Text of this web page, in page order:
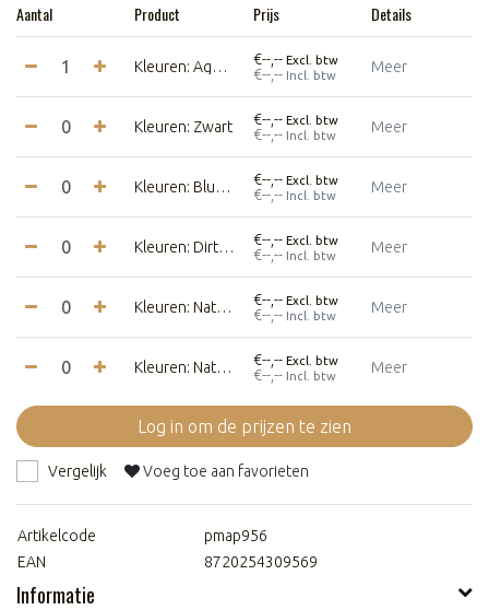
Aantal Product Prijs Details
Kleuren: Aged Pink €--,-- Excl. btw
€--,-- Incl. btw Meer
Kleuren: Zwart €--,-- Excl. btw
€--,-- Incl. btw Meer
Kleuren: Blue / Pink €--,-- Excl. btw
€--,-- Incl. btw Meer
Kleuren: Dirty Mint €--,-- Excl. btw
€--,-- Incl. btw Meer
Kleuren: Naturel €--,-- Excl. btw
€--,-- Incl. btw Meer
Kleuren: Naturel / Blue €--,-- Excl. btw
€--,-- Incl. btw Meer
Log in om de prijzen te zien
Vergelijk Voeg toe aan favorieten
Artikelcode
pmap956
EAN
8720254309569
Informatie